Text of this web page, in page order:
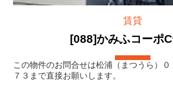
賃貸
[088]かみふコーポ
この物件のお問合せは松浦（まつうら）０
７３まで直接お願いします。